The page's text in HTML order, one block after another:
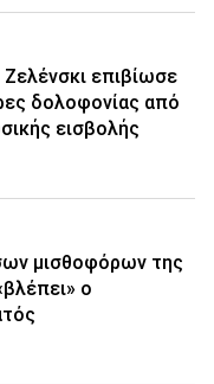
επιβίωσε
δολοφονίας από
εισβολής
μισθοφόρων της
ο